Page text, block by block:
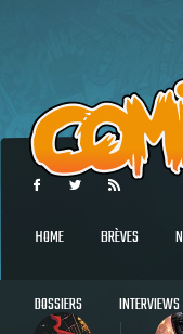
HOME BRÈVES
DOSSIERS INTERVIEWS